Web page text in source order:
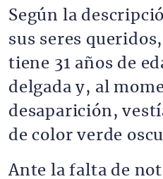
Según la
sus seres
tiene 31 años de
delgada y, al
desaparición,
de color verde
Ante la falta de